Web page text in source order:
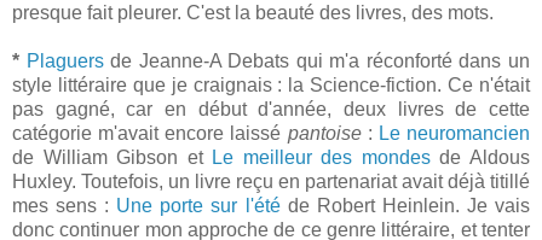
presque fait pleurer. C'est la beauté des livres, des mots.
* Plaguersde Jeanne-A Debats qui m'a réconforté dans un
style littéraire que je craignais : la Science-fiction. Ce n'était
pas gagné, car en début d'année, deux livres de cette
catégorie m'avait encore laissé pantoise: Le neuromancien
de William Gibson et Le meilleur des mondesde Aldous
Huxley. Toutefois, un livre reçu en partenariat avait déjà titillé
mes sens : Une porte sur l'étéde Robert Heinlein. Je vais
donc continuer mon approche de ce genre littéraire, et tenter